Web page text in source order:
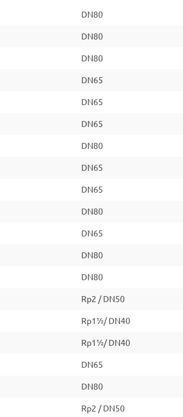
DN80
DN80
DN80
DN65
DN65
DN65
DN80
DN65
DN65
DN80
DN65
DN80
DN80
Rp2 / DN50
Rp1½/ DN40
Rp1½/ DN40
DN65
DN80
Rp2 / DN50